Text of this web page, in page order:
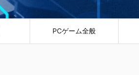
PCゲーム全般